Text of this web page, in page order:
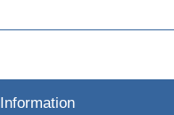
Information